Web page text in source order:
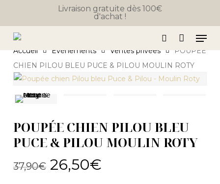
main
Livraison gratuite dès 100€
d'achat !
search
Cart
Accueil Événements Ventes privées
POUPÉE
CHIEN PILOU BLEU PUCE & PILOU MOULIN ROTY
POUPÉE CHIEN PILOU BLEU
PUCE & PILOU MOULIN ROTY
37,90€ Le
26,50€Le